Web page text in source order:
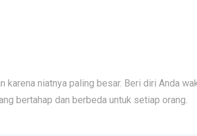
niatnya paling besar. Beri diri Anda
bertahap dan berbeda untuk setiap orang.